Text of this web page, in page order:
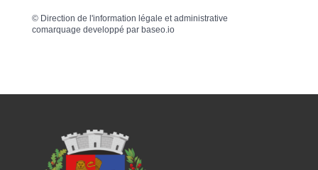
© Direction de l'information légale et administrative
comarquage developpé par baseo.io